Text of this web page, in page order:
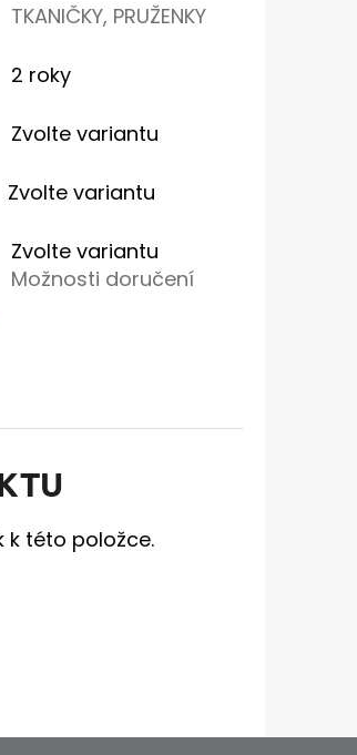
TKANIČKY, PRUŽENKY
2 roky
Zvolte variantu
Zvolte variantu
Zvolte variantu
Možnosti doručení
k této položce.